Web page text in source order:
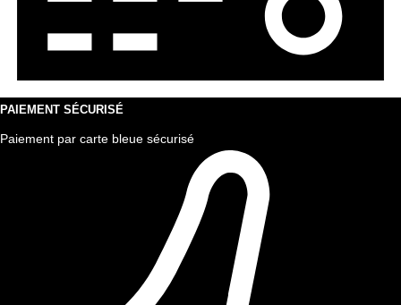
PAIEMENT SÉCURISÉ
Paiement par carte bleue sécurisé